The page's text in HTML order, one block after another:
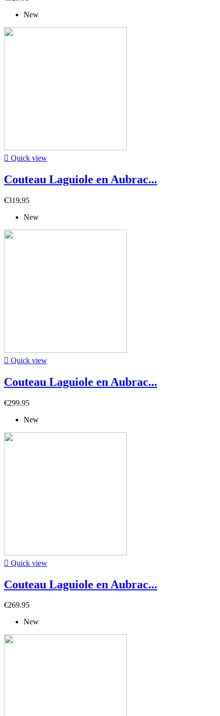
New
 Quick view
Couteau Laguiole en Aubrac...
€319.95
New
 Quick view
Couteau Laguiole en Aubrac...
€299.95
New
 Quick view
Couteau Laguiole en Aubrac...
€269.95
New